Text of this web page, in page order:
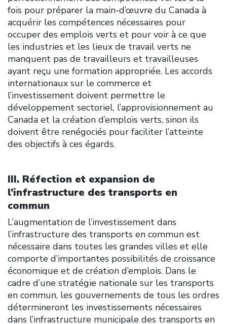
fois pour préparer la main-d’œuvre du Canada à
acquérir les compétences nécessaires pour
occuper des emplois verts et pour voir à ce que
les industries et les lieux de travail verts ne
manquent pas de travailleurs et travailleuses
ayant reçu une formation appropriée. Les accords
internationaux sur le commerce et
l’investissement doivent permettre le
développement sectoriel, l’approvisionnement au
Canada et la création d’emplois verts, sinon ils
doivent être renégociés pour faciliter l’atteinte
des objectifs à ces égards.
III. Réfection et expansion de
l’infrastructure des transports en
commun
L’augmentation de l’investissement dans
l’infrastructure des transports en commun est
nécessaire dans toutes les grandes villes et elle
comporte d’importantes possibilités de croissance
économique et de création d’emplois. Dans le
cadre d’une stratégie nationale sur les transports
en commun, les gouvernements de tous les ordres
détermineront les investissements nécessaires
dans l’infrastructure municipale des transports en